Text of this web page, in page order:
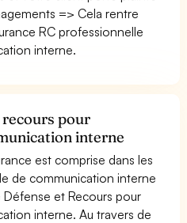
=> Cela rentre
RC professionnelle
interne.
recours pour
interne
est comprise dans les
de communication interne
et Recours pour
interne. Au travers de